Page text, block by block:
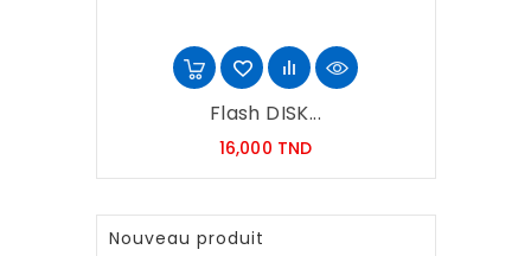
Flash DISK...
16,000 TNDPrix
Nouveau produit